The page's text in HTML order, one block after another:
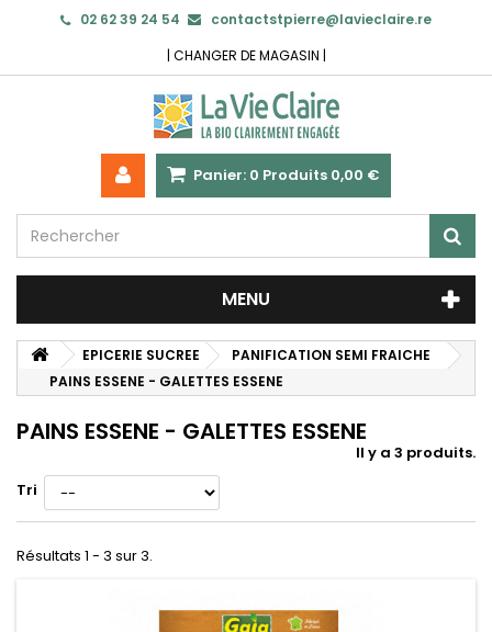
02 62 39 24 54
contactstpierre@lavieclaire.re
| CHANGER DE MAGASIN |
Panier: 0 Produits 0,00 €
MENU
EPICERIE SUCREE
PANIFICATION SEMI FRAICHE
PAINS ESSENE - GALETTES ESSENE
PAINS ESSENE - GALETTES ESSENE
Il y a 3 produits.
Tri
Résultats 1 - 3 sur 3.